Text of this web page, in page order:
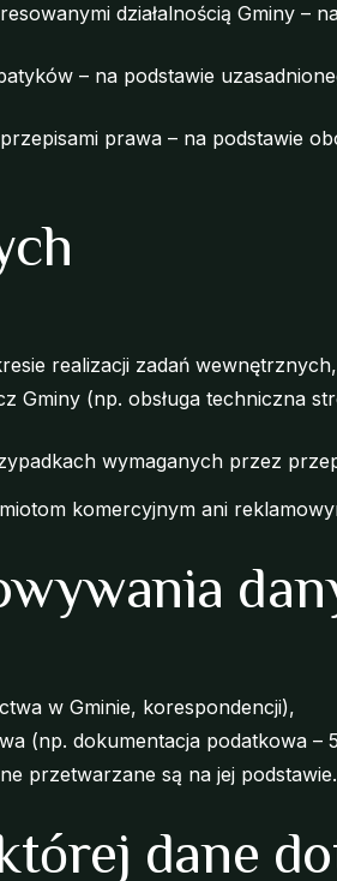
działalnością Gminy –
– na podstawie
prawa – na podstawie
realizacji zadań wewnętrznych,
Gminy (np. obsługa techniczna
wymaganych przez
komercyjnym ani
w Gminie, korespondencji),
(np. dokumentacja podatkowa –
przetwarzane są na jej podstawie.
dane